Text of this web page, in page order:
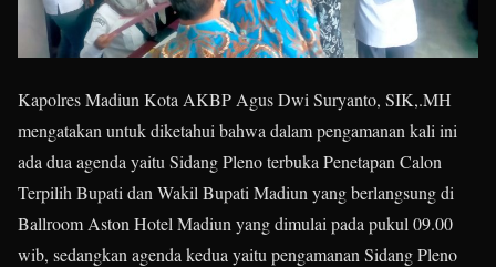
Kapolres Madiun Kota AKBP Agus Dwi Suryanto, SIK,.MH
mengatakan untuk diketahui bahwa dalam pengamanan kali ini
ada dua agenda yaitu Sidang Pleno terbuka Penetapan Calon
Terpilih Bupati dan Wakil Bupati Madiun yang berlangsung di
Ballroom Aston Hotel Madiun yang dimulai pada pukul 09.00
wib, sedangkan agenda kedua yaitu pengamanan Sidang Pleno